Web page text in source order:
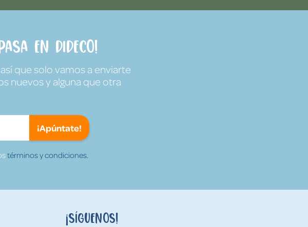
en Dideco!
que solo vamos a enviarte
nuevos y alguna que otra
¡Apúntate!
términos y condiciones.
¡Síguenos!